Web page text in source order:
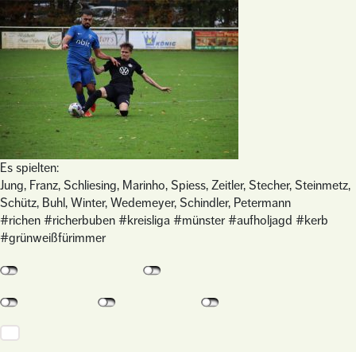
Es spielten:
Jung, Franz, Schliesing, Marinho, Spiess, Zeitler, Stecher, Steinmetz,
Schütz, Buhl, Winter, Wedemeyer, Schindler, Petermann
#richen #richerbuben #kreisliga #münster #aufholjagd #kerb
#grünweißfürimmer